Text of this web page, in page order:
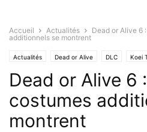
Accueil Actualités
Dead or Alive 6
additionnels se montrent
Actualités Dead or Alive DLC Koei
Dead or Alive 6
costumes
montrent